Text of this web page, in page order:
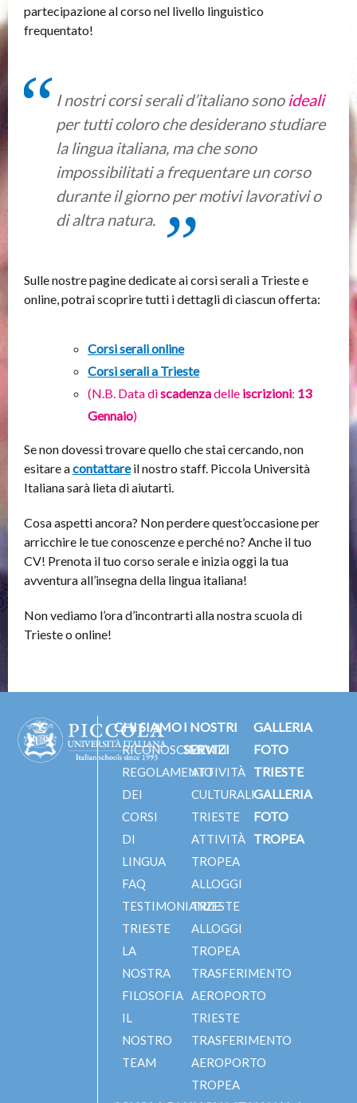
partecipazione al corso nel livello linguistico
frequentato!
I nostri corsi serali d’italiano sono ideali
per tutti coloro che desiderano studiare
la lingua italiana, ma che sono
impossibilitati a frequentare un corso
durante il giorno per motivi lavorativi o
di altra natura.
Sulle nostre pagine dedicate ai corsi serali a Trieste e
online, potrai scoprire tutti i dettagli di ciascun offerta:
Corsi serali online
Corsi serali a Trieste
(N.B. Data discadenzadelle iscrizioni: 13
Gennaio)
Se non dovessi trovare quello che stai cercando, non
esitare acontattareil nostro staff. Piccola Università
Italiana sarà lieta di aiutarti.
Cosa aspetti ancora? Non perdere quest’occasione per
arricchire le tue conoscenze e perché no? Anche il tuo
CV! Prenota il tuo corso serale e inizia oggi la tua
avventura all’insegna della lingua italiana!
Non vediamo l’ora d’incontrarti alla nostra scuola di
Trieste o online!
CHI SIAMO
RICONOSCIMENTI
REGOLAMENTO
DEI
CORSI
DI
LINGUA
FAQ
TESTIMONIANZE
TRIESTE
LA
NOSTRA
FILOSOFIA
IL
NOSTRO
TEAM
I NOSTRI
SERVIZI
ATTIVITÀ
CULTURALI
TRIESTE
ATTIVITÀ
TROPEA
ALLOGGI
TRIESTE
ALLOGGI
TROPEA
TRASFERIMENTO
AEROPORTO
TRIESTE
TRASFERIMENTO
AEROPORTO
TROPEA
GALLERIA
FOTO
TRIESTE
GALLERIA
FOTO
TROPEA